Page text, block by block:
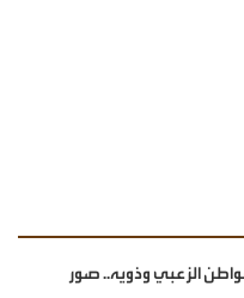
الزعبي وذويه.. صور